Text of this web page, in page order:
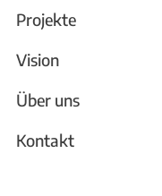
Projekte
Vision
Über uns
Kontakt